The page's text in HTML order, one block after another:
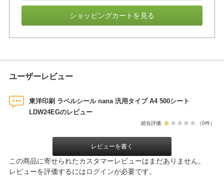
ショッピングカートを見る
ユーザーレビュー
東洋印刷 ラベルシール nana 汎用タイプ A4 500シート
LDW24EGのレビュー
総合評価: （0件）
レビューを書く
この商品に寄せられたカスタマーレビューはまだありません。
レビューを評価するにはログインが必要です。